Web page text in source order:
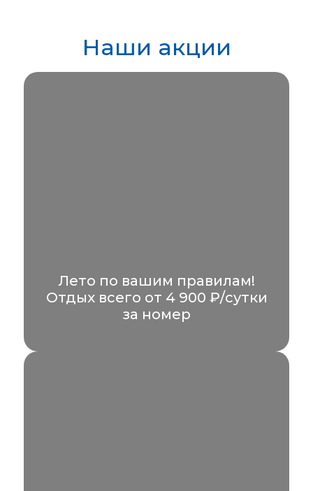
Наши акции
Лето по вашим правилам!
Отдых всего от 4 900 ₽/сутки
за номер